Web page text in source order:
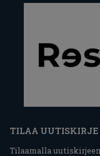
TILAA UUTISKIRJE
Tilaamalla